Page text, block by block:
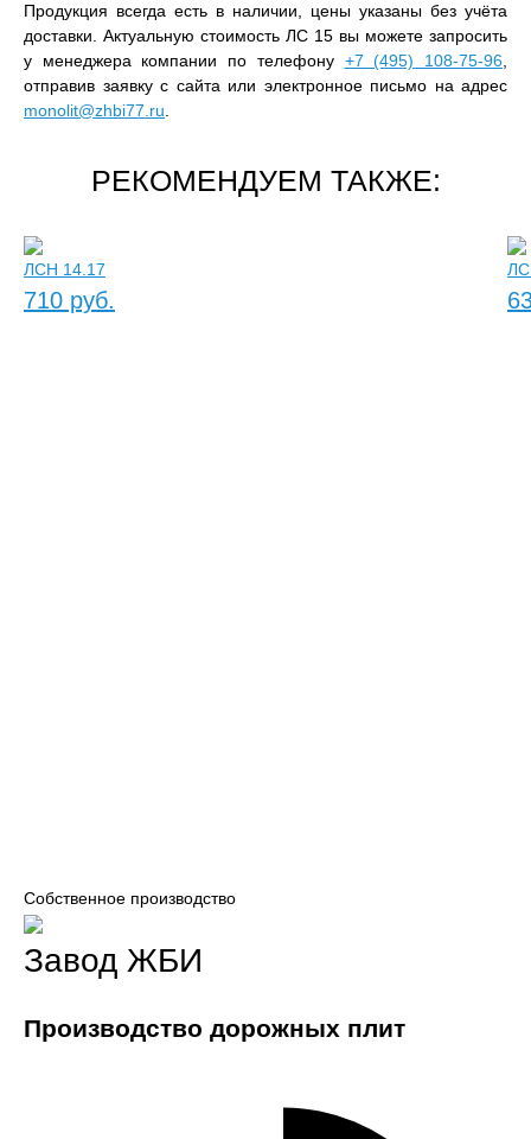
Продукция всегда есть в наличии, цены указаны без учёта
доставки. Актуальную стоимость ЛС 15 вы можете запросить
у менеджера компании по телефону +7 (495) 108-75-96
отправив заявку с сайта или электронное письмо на адрес
monolit@zhbi77.ru
РЕКОМЕНДУЕМ ТАКЖЕ:
ЛСН 14.17
710 руб.
Собственное производство
Завод ЖБИ
Производство дорожных плит